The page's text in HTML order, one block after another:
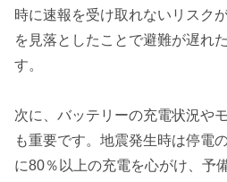
時に速報を受け取れないリスク
を見落としたことで避難が遅れ
す。
次に、バッテリーの充電状況や
も重要です。地震発生時は停電
に80％以上の充電を心がけ、予